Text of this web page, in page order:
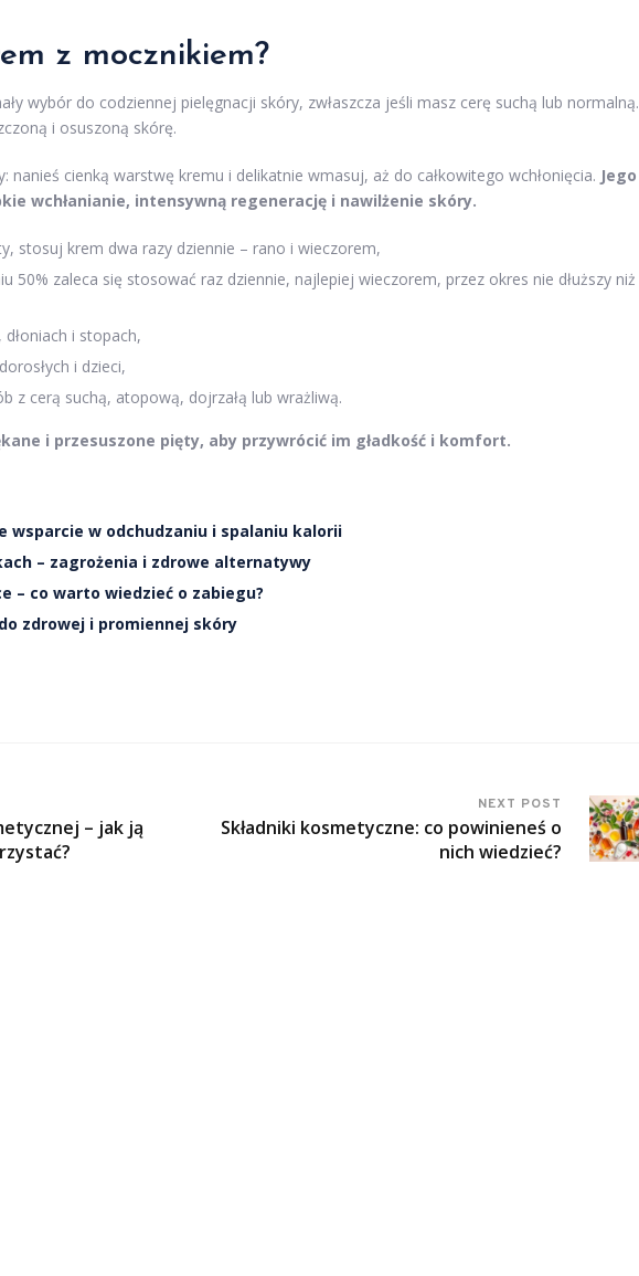
z mocznikiem?
wybór do codziennej pielęgnacji skóry, zwłaszcza jeśli masz cerę suchą lub normalną.
i osuszoną skórę.
nanieś cienką warstwę kremu i delikatnie wmasuj, aż do całkowitego wchłonięcia. Jego
wchłanianie, intensywną regenerację i nawilżenie skóry.
stosuj krem dwa razy dziennie – rano i wieczorem,
50% zaleca się stosować raz dziennie, najlepiej wieczorem, przez okres nie dłuższy niż
i stopach,
i dzieci,
z cerą suchą, atopową, dojrzałą lub wrażliwą.
i przesuszone pięty, aby przywrócić im gładkość i komfort.
wsparcie w odchudzaniu i spalaniu kalorii
– zagrożenia i zdrowe alternatywy
– co warto wiedzieć o zabiegu?
zdrowej i promiennej skóry
– jak ją
NEXT POST
Składniki kosmetyczne: co powinieneś o
nich wiedzieć?